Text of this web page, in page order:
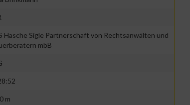
Hasche Sigle Partnerschaft von Rechtsanwälten und
mbB
m